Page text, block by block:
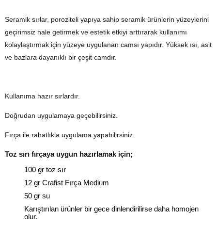
Seramik sırlar, poroziteli yapıya sahip seramik ürünlerin yüzeylerini
geçirimsiz hale getirmek ve estetik etkiyi arttırarak kullanımı
kolaylaştırmak için yüzeye uygulanan camsı yapıdır. Yüksek ısı, asit
ve bazlara dayanıklı bir çeşit camdır.
Kullanıma hazır sırlardır.
Doğrudan uygulamaya geçebilirsiniz.
Fırça ile rahatlıkla uygulama yapabilirsiniz.
Toz sırı fırçaya uygun hazırlamak için;
100 gr toz sır
12 gr Crafist Fırça Medium
50 gr su
Karıştırılan ürünler bir gece dinlendirilirse daha homojen
olur.